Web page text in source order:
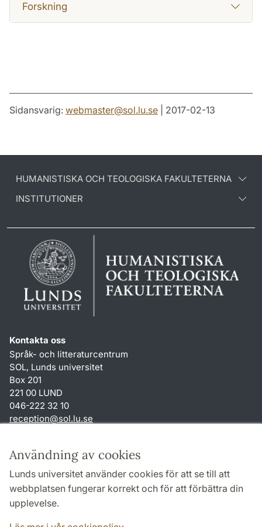
Användning av cookies
Lunds universitet använder cookies för att se till att
webbplatsen fungerar korrekt och för att förbättra din
upplevelse.
Forskning
Sidansvarig: webmaster@sol.lu.se | 2017-02-13
HUMANISTISKA OCH TEOLOGISKA FAKULTETERNA
INSTITUTIONER
Kontakta oss
Språk- och litteraturcentrum
SOL, Lunds universitet
Box 201
221 00 LUND
046-222 32 10
reception@sol.lu.se
Genvägar
Om webbplatsen och cookies
Behandling av personuppgifter
Tillgänglighetsredogörelse